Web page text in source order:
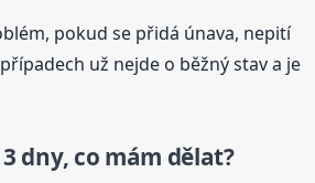
pokud se přidá únava, nepití
už nejde o běžný stav a je
dny, co mám dělat?